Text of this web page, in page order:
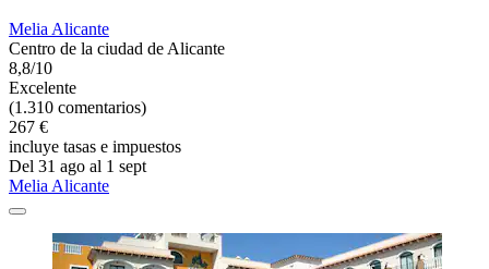
Melia Alicante
Centro de la ciudad de Alicante
8,8/10
Excelente
(1.310 comentarios)
267 €
incluye tasas e impuestos
Del 31 ago al 1 sept
Melia Alicante